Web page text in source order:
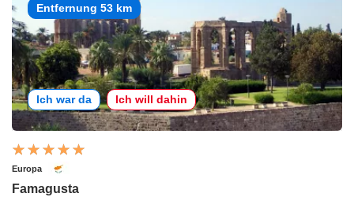
Entfernung 53 km
Ich war da Ich will dahin
Europa
Famagusta